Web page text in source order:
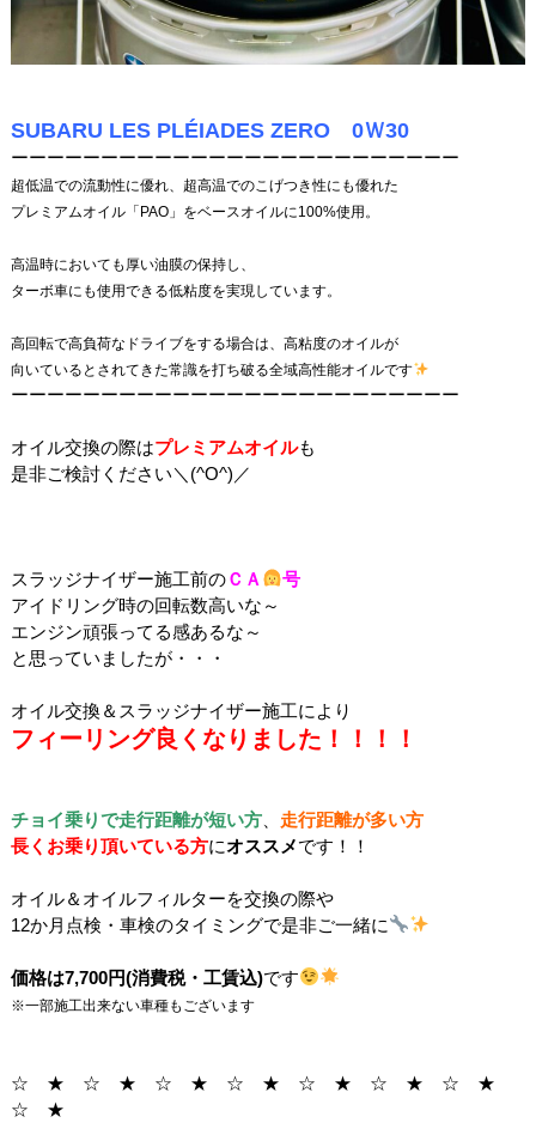
SUBARU LES PLÉIADES ZERO 0Ｗ30
ーーーーーーーーーーーーーーーーーーーーーーーーー
超低温での流動性に優れ、超高温でのこげつき性にも優れた
プレミアムオイル「PAO」をベースオイルに100%使用。
高温時においても厚い油膜の保持し、
ターボ車にも使用できる低粘度を実現しています。
高回転で高負荷なドライブをする場合は、高粘度のオイルが
向いているとされてきた常識を打ち破る全域高性能オイルです
ーーーーーーーーーーーーーーーーーーーーーーーーー
オイル交換の際はプレミアムオイルも
是非ご検討ください＼(^O^)／
スラッジナイザー施工前のＣＡ
号
アイドリング時の回転数高いな～
エンジン頑張ってる感あるな～
と思っていましたが・・・
オイル交換＆スラッジナイザー施工により
フィーリング良くなりました！！！！
チョイ乗りで走行距離が短い方、 走行距離が多い方
長くお乗り頂いている方にオススメです！！
オイル＆オイルフィルターを交換の際や
12か月点検・車検のタイミングで是非ご一緒に
価格は7,700円(消費税・工賃込)です
※一部施工出来ない車種もございます
☆ ★ ☆ ★ ☆ ★ ☆ ★ ☆ ★ ☆ ★ ☆ ★
☆ ★